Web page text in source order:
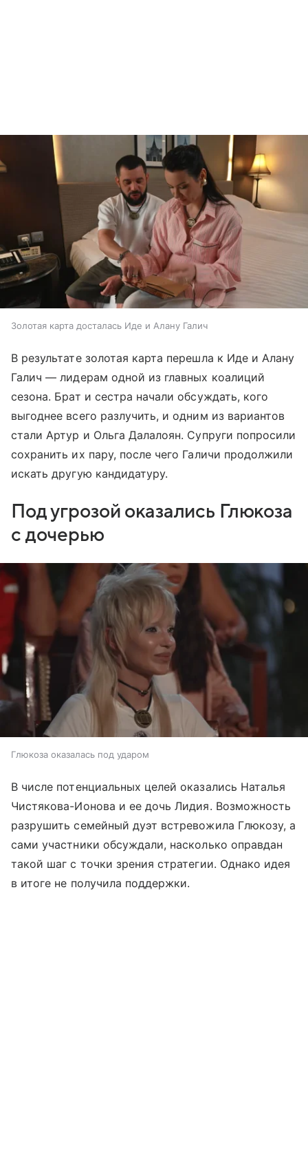
Золотая карта досталась Иде и Алану Галич
В результате золотая карта перешла к Иде и Алану
Галич — лидерам одной из главных коалиций
сезона. Брат и сестра начали обсуждать, кого
выгоднее всего разлучить, и одним из вариантов
стали Артур и Ольга Далалоян. Супруги попросили
сохранить их пару, после чего Галичи продолжили
искать другую кандидатуру.
Под угрозой оказались Глюкоза
с дочерью
Глюкоза оказалась под ударом
В числе потенциальных целей оказались Наталья
Чистякова-Ионова и ее дочь Лидия. Возможность
разрушить семейный дуэт встревожила Глюкозу, а
сами участники обсуждали, насколько оправдан
такой шаг с точки зрения стратегии. Однако идея
в итоге не получила поддержки.